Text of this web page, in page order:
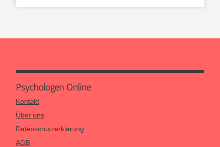
Psychologen Online
Kontakt
Über uns
Datenschutzerklärung
AGB